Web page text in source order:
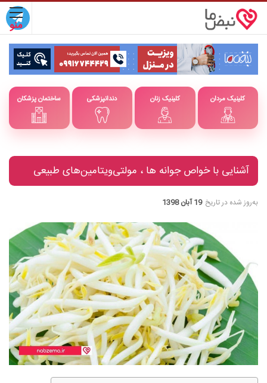
ساختمان پزشکان دندانپزشکی کلینیک زنان کلینیک مردان
آشنایی با خواص جوانه‌ ها ، مولتی‌ویتامین‌های طبیعی
به‌روز شده در تاریخ 19 آبان 1398